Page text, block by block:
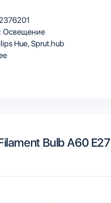
Освещение
HueSprut.hub
Bulb A60 E27